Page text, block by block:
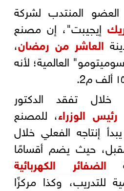
المنتدب لشركة
إيجيبت"، إن مصنع
العاشر من رمضان،
العالمية؛ لأنه
تفقد الدكتور
رئيس الوزراء، للمصنع
إنتاجه الفعلي خلال
حيث يضم أقسامًا
الضفائر الكهربائية
للتدريب، وكذا مركزًا